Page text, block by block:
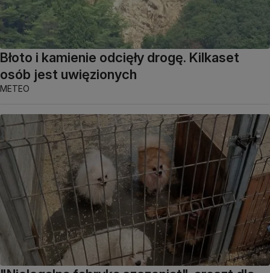
Błoto i kamienie odcięły drogę. Kilkaset
osób jest uwięzionych
METEO